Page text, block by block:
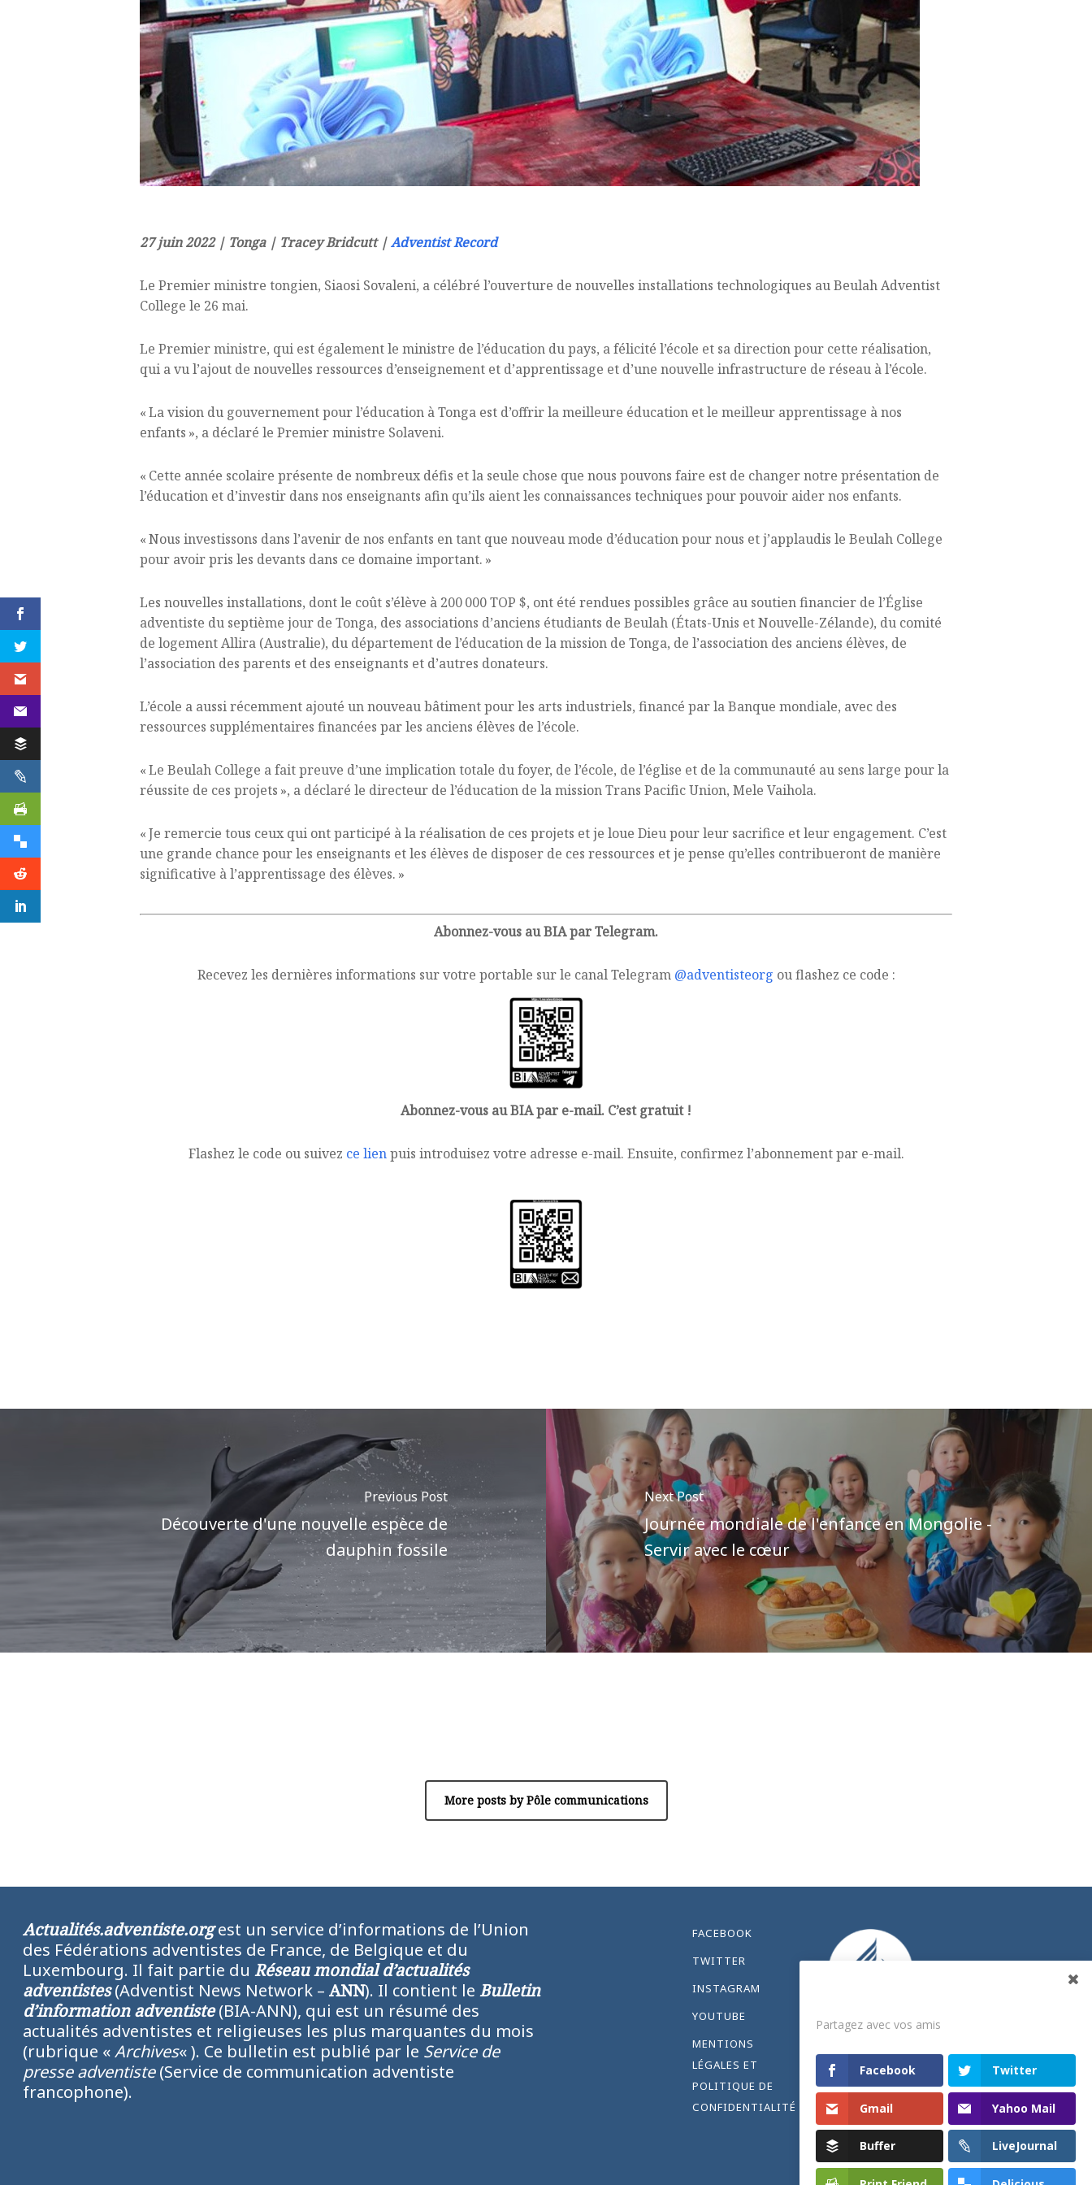
27 juin 2022 | Tonga | Tracey Bridcutt |Adventist Record
Le Premier ministre tongien, Siaosi Sovaleni, a célébré l’ouverture de nouvelles installations technologiques au Beulah Adventist
College le 26 mai.
Le Premier ministre, qui est également le ministre de l’éducation du pays, a félicité l’école et sa direction pour cette réalisation,
qui a vu l’ajout de nouvelles ressources d’enseignement et d’apprentissage et d’une nouvelle infrastructure de réseau à l’école.
« La vision du gouvernement pour l’éducation à Tonga est d’offrir la meilleure éducation et le meilleur apprentissage à nos
enfants », a déclaré le Premier ministre Solaveni.
« Cette année scolaire présente de nombreux défis et la seule chose que nous pouvons faire est de changer notre présentation de
l’éducation et d’investir dans nos enseignants afin qu’ils aient les connaissances techniques pour pouvoir aider nos enfants.
« Nous investissons dans l’avenir de nos enfants en tant que nouveau mode d’éducation pour nous et j’applaudis le Beulah College
pour avoir pris les devants dans ce domaine important. »
Les nouvelles installations, dont le coût s’élève à 200 000 TOP $, ont été rendues possibles grâce au soutien financier de l’Église
adventiste du septième jour de Tonga, des associations d’anciens étudiants de Beulah (États-Unis et Nouvelle-Zélande), du comité
de logement Allira (Australie), du département de l’éducation de la mission de Tonga, de l’association des anciens élèves, de
l’association des parents et des enseignants et d’autres donateurs.
L’école a aussi récemment ajouté un nouveau bâtiment pour les arts industriels, financé par la Banque mondiale, avec des
ressources supplémentaires financées par les anciens élèves de l’école.
« Le Beulah College a fait preuve d’une implication totale du foyer, de l’école, de l’église et de la communauté au sens large pour la
réussite de ces projets », a déclaré le directeur de l’éducation de la mission Trans Pacific Union, Mele Vaihola.
« Je remercie tous ceux qui ont participé à la réalisation de ces projets et je loue Dieu pour leur sacrifice et leur engagement. C’est
une grande chance pour les enseignants et les élèves de disposer de ces ressources et je pense qu’elles contribueront de manière
significative à l’apprentissage des élèves. »
Abonnez-vous au BIA par Telegram.
Recevez les dernières informations sur votre portable sur le canal Telegram @adventisteorg ou flashez ce code :
Abonnez-vous au BIA par e-mail. C’est gratuit !
Flashez le code ou suivez ce lienpuis introduisez votre adresse e-mail. Ensuite, confirmez l’abonnement par e-mail.
Previous Post
Découverte d'une nouvelle espèce de
dauphin fossile
Next Post
Journée mondiale de l'enfance en Mongolie -
Servir avec le cœur
More posts by Pôle communications
Actualités.adventiste.orgest un service d’informations de l’Union
des Fédérations adventistes de France, de Belgique et du
Luxembourg. Il fait partie du Réseau mondial d’actualités
adventistes(Adventist News Network – ANN). Il contient le Bulletin
d’information adventiste(BIA-ANN), qui est un résumé des
actualités adventistes et religieuses les plus marquantes du mois
(rubrique «Archives« ). Ce bulletin est publié par le Service de
presse adventiste(Service de communication adventiste
francophone).
FACEBOOK
TWITTER
INSTAGRAM
YOUTUBE
MENTIONS
LÉGALES ET
POLITIQUE DE
CONFIDENTIALITÉ
Partagez avec vos amis
Facebook Twitter
Gmail Yahoo Mail
Buffer LiveJournal